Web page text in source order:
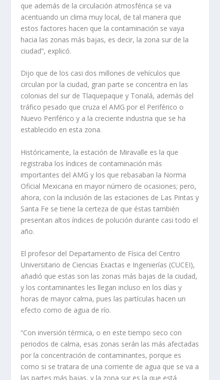
que además de la circulación atmosférica se va
acentuando un clima muy local, de tal manera que
estos factores hacen que la contaminación se vaya
hacia las zonas más bajas, es decir, la zona sur de la
ciudad”, explicó.
Dijo que de los casi dos millones de vehículos que
circulan por la ciudad, gran parte se concentra en las
colonias del sur de Tlaquepaque y Tonalá, además del
tráfico pesado que cruza el AMG por el Periférico o
Nuevo Periférico y a la creciente industria que se ha
establecido en esta zona.
Históricamente, la estación de Miravalle es la que
registraba los índices de contaminación más
importantes del AMG y los que rebasaban la Norma
Oficial Mexicana en mayor número de ocasiones; pero,
ahora, con la inclusión de las estaciones de Las Pintas y
Santa Fe se tiene la certeza de que éstas también
presentan altos índices de polución durante casi todo el
año.
El profesor del Departamento de Física del Centro
Universitario de Ciencias Exactas e Ingenierías (CUCEI),
añadió que estas son las zonas más bajas de la ciudad,
y los contaminantes les llegan incluso en los días y
horas de mayor calma, pues las partículas hacen un
efecto como de agua de río.
“Con inversión térmica, o en este tiempo seco con
periodos de calma, esas zonas serán las más afectadas
por la concentración de contaminantes, porque es
como si se tratara de una corriente de agua que se va a
las partes más bajas, y la zona sur es la que está